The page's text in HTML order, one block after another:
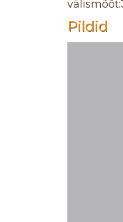
Pildid